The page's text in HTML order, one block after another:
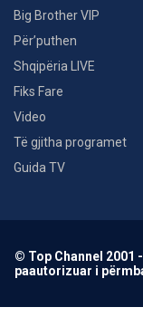
Big Brother VIP
Për’puthen
Shqipëria LIVE
Fiks Fare
Video
Të gjitha programet
Guida TV
© Top Channel 2001
paautorizuar i